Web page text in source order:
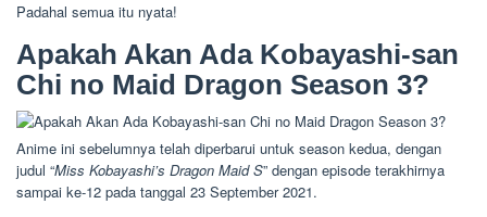
Padahal semua itu nyata!
Apakah Akan Ada Kobayashi-san
Chi no Maid Dragon Season 3?
Anime ini sebelumnya telah diperbarui untuk season kedua, dengan
judul “Miss Kobayashi’s Dragon Maid S” dengan episode terakhirnya
sampai ke-12 pada tanggal 23 September 2021.